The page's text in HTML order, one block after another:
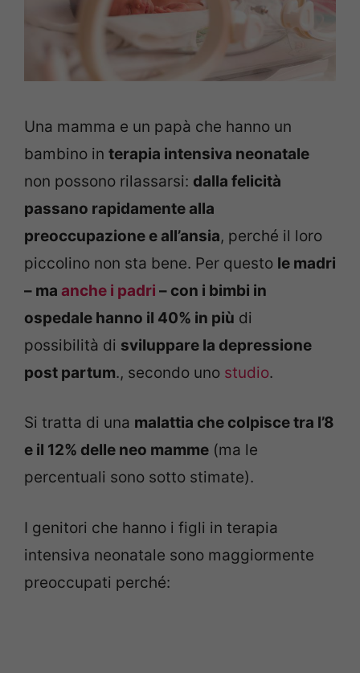
Una mamma e un papà che hanno un
bambino in terapia intensiva neonatale
non possono rilassarsi: dalla felicità
passano rapidamente alla
preoccupazione e all’ansia, perché il loro
piccolino non sta bene. Per questo le madri
– ma anche i padri – con i bimbi in
ospedale hanno il 40% in più di
possibilità di sviluppare la depressione
post partum., secondo uno studio.
Si tratta di una malattia che colpisce tra l’8
e il 12% delle neo mamme (ma le
percentuali sono sotto stimate).
I genitori che hanno i figli in terapia
intensiva neonatale sono maggiormente
preoccupati perché: